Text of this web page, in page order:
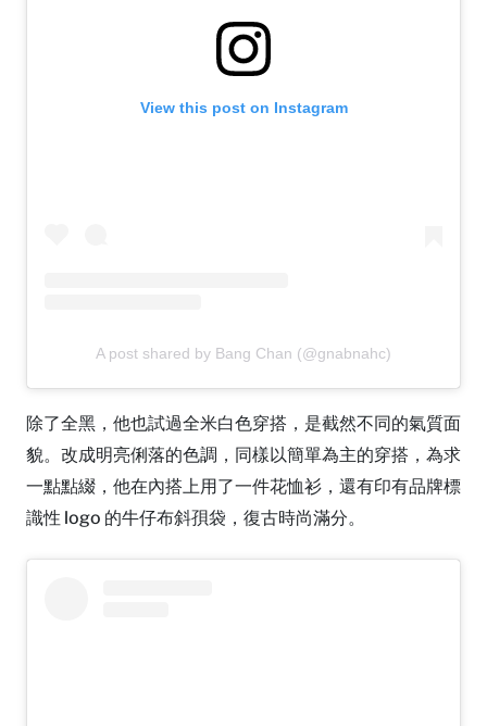
View this post on Instagram
A post shared by Bang Chan (@gnabnahc)
除了全黑，他也試過全米白色穿搭，是截然不同的氣質面
貌。改成明亮俐落的色調，同樣以簡單為主的穿搭，為求
一點點綴，他在內搭上用了一件花恤衫，還有印有品牌標
識性 logo 的牛仔布斜孭袋，復古時尚滿分。